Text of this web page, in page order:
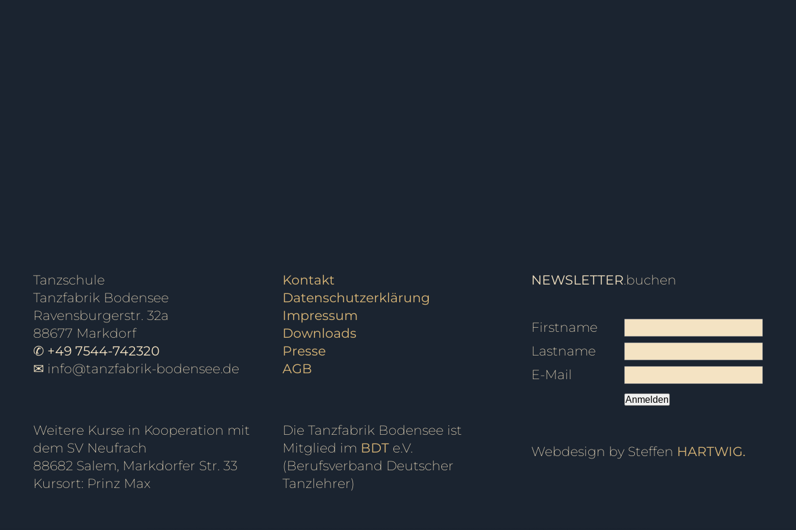
Tanzschule
Tanzfabrik Bodensee
Ravensburgerstr. 32a
88677 Markdorf
✆ +49 7544-742320
✉ info@tanzfabrik-bodensee.de
Weitere Kurse in Kooperation mit
dem SV Neufrach
88682 Salem, Markdorfer Str. 33
Kursort: Prinz Max
Kontakt
Datenschutzerklärung
Impressum
Downloads
Presse
AGB
Die Tanzfabrik Bodensee ist
Mitglied im BDT e.V.
(Berufsverband Deutscher
Tanzlehrer)
NEWSLETTER.buchen
Firstname
Lastname
E-Mail
Anmelden
Webdesign by Steffen HARTWIG.